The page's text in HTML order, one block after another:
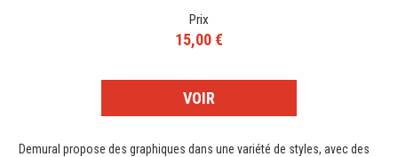
Prix
15,00 €
VOIR
Demural propose des graphiques dans une variété de styles, avec des